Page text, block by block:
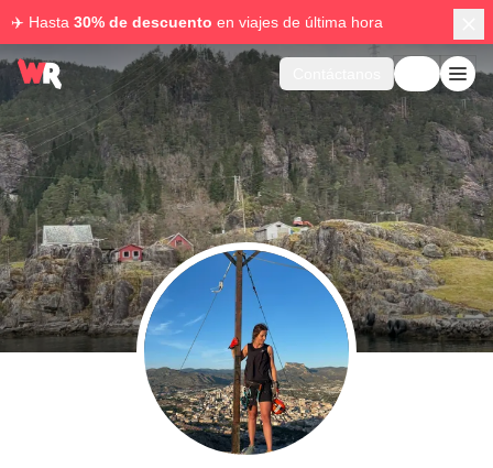
✈️ Hasta 30% de descuento en viajes de última hora